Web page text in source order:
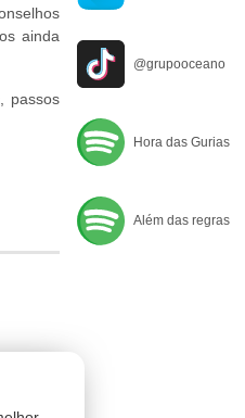
ainda
passos
@grupooceano
Hora das Gurias
Além das regras